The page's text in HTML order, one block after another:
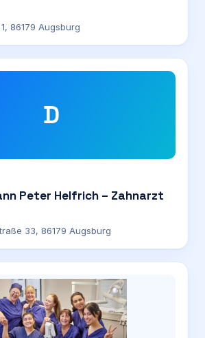
86179 Augsburg
D
Peter Helfrich – Zahnarzt
33, 86179 Augsburg